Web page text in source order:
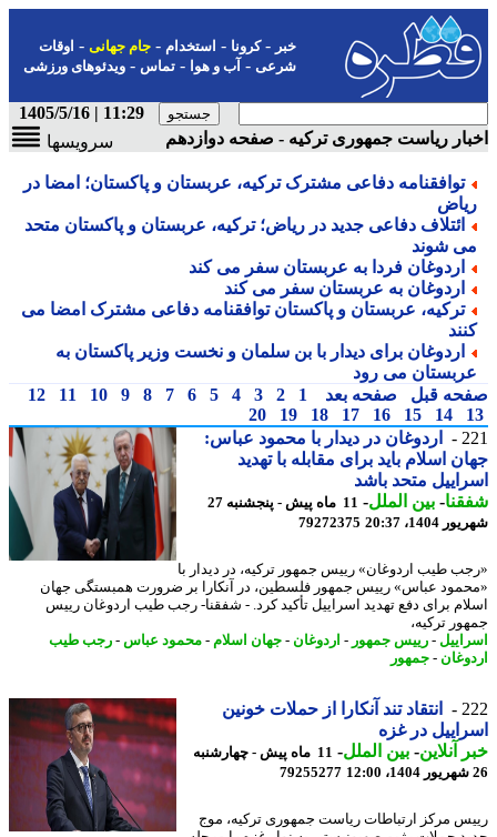
-کرونا-استخدام- جام جهانی-اوقات
شرعی-آب و هوا-تماس-ویدئوهای ورزشی
11:29 | 1405/5/16
ریاست جمهوری ترکیه - صفحه دوازدهم
سرویسها
توافقنامه دفاعی مشترک ترکیه، عربستان و پاکستان؛ امضا در
ائتلاف دفاعی جدید در ریاض؛ ترکیه، عربستان و پاکستان متحد
شوند
اردوغان فردا به عربستان سفر می کند
اردوغان به عربستان سفر می کند
ترکیه، عربستان و پاکستان توافقنامه دفاعی مشترک امضا می
اردوغان برای دیدار با بن سلمان و نخست وزیر پاکستان به
می رود
قبل صفحه بعد 1
2
3
4
5
6
7
8
9
10
11
12
14
15
16
17
18
19
20
اردوغان در دیدار با محمود عباس:
اسلام باید برای مقابله با تهدید
متحد باشد
-بین الملل-
11 ماه پیش - پنجشنبه 27
20:37
79272375
طیب اردوغان» رییس جمهور ترکیه، در دیدار با
عباس» رییس جمهور فلسطین، در آنکارا بر ضرورت همبستگی جهان
برای دفع تهدید اسراییل تأکید کرد. - شفقنا- رجب طیب اردوغان رییس
ترکیه،
-رییس جمهور-اردوغان-جهان اسلام-محمود عباس-رجب طیب
-جمهور
انتقاد تند آنکارا از حملات خونین
در غزه
آنلاین-بین الملل-
11 ماه پیش - چهارشنبه
79255277
مرکز ارتباطات ریاست جمهوری ترکیه، موج